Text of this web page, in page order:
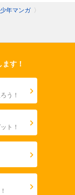
少年マンガ 〉
す！
う！
ト！